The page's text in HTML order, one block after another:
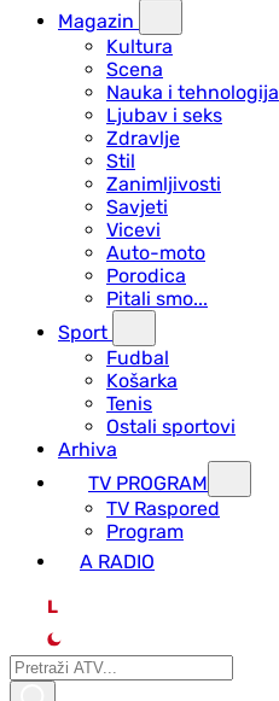
Magazin
Kultura
Scena
Nauka i tehnologija
Ljubav i seks
Zdravlje
Stil
Zanimljivosti
Savjeti
Vicevi
Auto-moto
Porodica
Pitali smo...
Sport
Fudbal
Košarka
Tenis
Ostali sportovi
Arhiva
TV PROGRAM
ТV Raspored
Program
A RADIO
L